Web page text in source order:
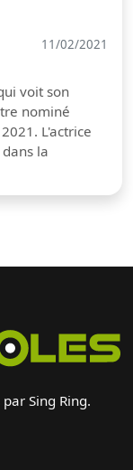
11/02/2021
voit son
nominé
L'actrice
la
Sing Ring.